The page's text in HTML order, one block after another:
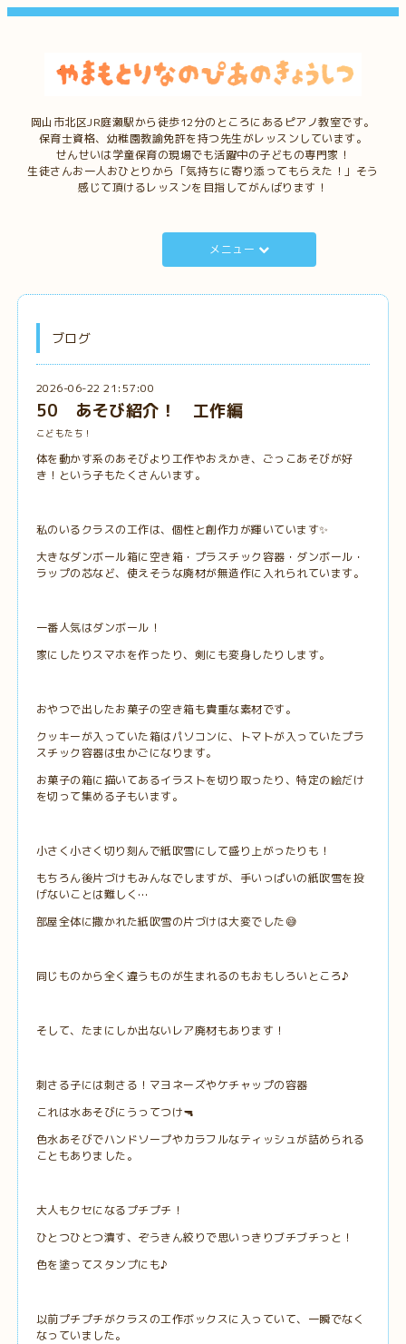
岡山市北区JR庭瀬駅から徒歩12分のところにあるピアノ教室です。
保育士資格、幼稚園教諭免許を持つ先生がレッスンしています。
せんせいは学童保育の現場でも活躍中の子どもの専門家！
生徒さんお一人おひとりから「気持ちに寄り添ってもらえた！」そう
感じて頂けるレッスンを目指してがんばります！
メニュー
ブログ
2026-06-22 21:57:00
50 あそび紹介！ 工作編
こどもたち！
体を動かす系のあそびより工作やおえかき、ごっこあそびが好
き！という子もたくさんいます。
私のいるクラスの工作は、個性と創作力が輝いています✨
大きなダンボール箱に空き箱・プラスチック容器・ダンボール・
ラップの芯など、使えそうな廃材が無造作に入れられています。
一番人気はダンボール！
家にしたりスマホを作ったり、剣にも変身したりします。
おやつで出したお菓子の空き箱も貴重な素材です。
クッキーが入っていた箱はパソコンに、トマトが入っていたプラ
スチック容器は虫かごになります。
お菓子の箱に描いてあるイラストを切り取ったり、特定の絵だけ
を切って集める子もいます。
小さく小さく切り刻んで紙吹雪にして盛り上がったりも！
もちろん後片づけもみんなでしますが、手いっぱいの紙吹雪を投
げないことは難しく…
部屋全体に撒かれた紙吹雪の片づけは大変でした😅
同じものから全く違うものが生まれるのもおもしろいところ♪
そして、たまにしか出ないレア廃材もあります！
刺さる子には刺さる！マヨネーズやケチャップの容器
これは水あそびにうってつけ🔫
色水あそびでハンドソープやカラフルなティッシュが詰められる
こともありました。
大人もクセになるプチプチ！
ひとつひとつ潰す、ぞうきん絞りで思いっきりブチブチっと！
色を塗ってスタンプにも♪
以前プチプチがクラスの工作ボックスに入っていて、一瞬でなく
なっていました。